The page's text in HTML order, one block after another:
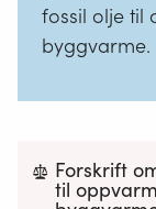
fossil olje til
byggvarme.
Forskrift
til